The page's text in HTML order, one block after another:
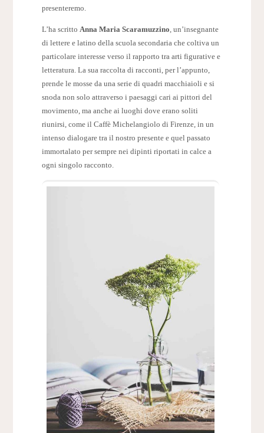
presenteremo.
L’ha scritto Anna Maria Scaramuzzino, un’insegnante
di lettere e latino della scuola secondaria che coltiva un
particolare interesse verso il rapporto tra arti figurative e
letteratura. La sua raccolta di racconti, per l’appunto,
prende le mosse da una serie di quadri macchiaioli e si
snoda non solo attraverso i paesaggi cari ai pittori del
movimento, ma anche ai luoghi dove erano soliti
riunirsi, come il Caffè Michelangiolo di Firenze, in un
intenso dialogare tra il nostro presente e quel passato
immortalato per sempre nei dipinti riportati in calce a
ogni singolo racconto.